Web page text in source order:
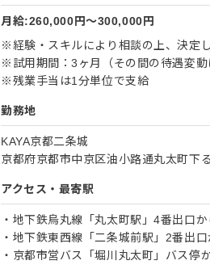
月給:260,000円〜300,000円
※経験・スキルにより相談の上、決定
※試用期間：3ヶ月（その間の待遇変動
※残業手当は1分単位で支給
勤務地
KAYA京都二条城
京都府京都市中京区油小路通丸太町下
アクセス・最寄駅
・地下鉄烏丸線「丸太町駅」4番出口
・地下鉄東西線「二条城前駅」2番出
・京都市営バス「堀川丸太町」バス停